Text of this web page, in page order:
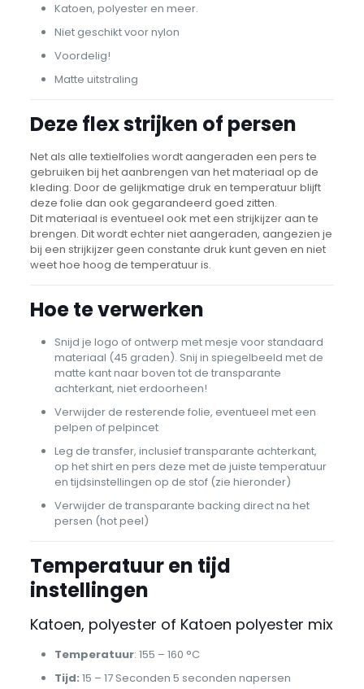
Katoen, polyester en meer.
Niet geschikt voor nylon
Voordelig!
Matte uitstraling
Deze flex strijken of persen
Net als alle textielfolies wordt aangeraden een pers te
gebruiken bij het aanbrengen van het materiaal op de
kleding. Door de gelijkmatige druk en temperatuur blijft
deze folie dan ook gegarandeerd goed zitten.
Dit materiaal is eventueel ook met een strijkijzer aan te
brengen. Dit wordt echter niet aangeraden, aangezien je
bij een strijkijzer geen constante druk kunt geven en niet
weet hoe hoog de temperatuur is.
Hoe te verwerken
Snijd je logo of ontwerp met mesje voor standaard
materiaal (45 graden). Snij in spiegelbeeld met de
matte kant naar boven tot de transparante
achterkant, niet erdoorheen!
Verwijder de resterende folie, eventueel met een
pelpen of pelpincet
Leg de transfer, inclusief transparante achterkant,
op het shirt en pers deze met de juiste temperatuur
en tijdsinstellingen op de stof (zie hieronder)
Verwijder de transparante backing direct na het
persen (hot peel)
Temperatuur en tijd
instellingen
Katoen, polyester of Katoen polyester mix
Temperatuur: 155 – 160 °C
Tijd: 15 – 17 Seconden 5 seconden napersen